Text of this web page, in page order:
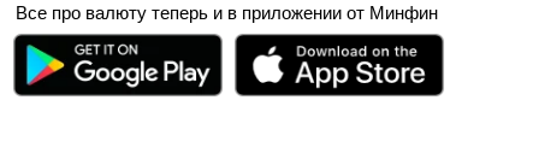
Все про валюту теперь и в приложении от Минфин